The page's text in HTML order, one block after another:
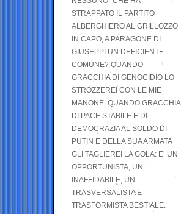
STRAPPATO IL PARTITO
ALBERGHIERO AL GRILLOZZO
IN CAPO, A PARAGONE DI
GIUSEPPI UN DEFICIENTE
COMUNE? QUANDO
GRACCHIA DI GENOCIDIO LO
STROZZEREI CON LE MIE
MANONE. QUANDO GRACCHIA
DI PACE STABILE E DI
DEMOCRAZIA AL SOLDO DI
PUTIN E DELLA SUA ARMATA
GLI TAGLIEREI LA GOLA: E’ UN
OPPORTUNISTA, UN
INAFFIDABILE, UN
TRASVERSALISTA E
TRASFORMISTA BESTIALE.